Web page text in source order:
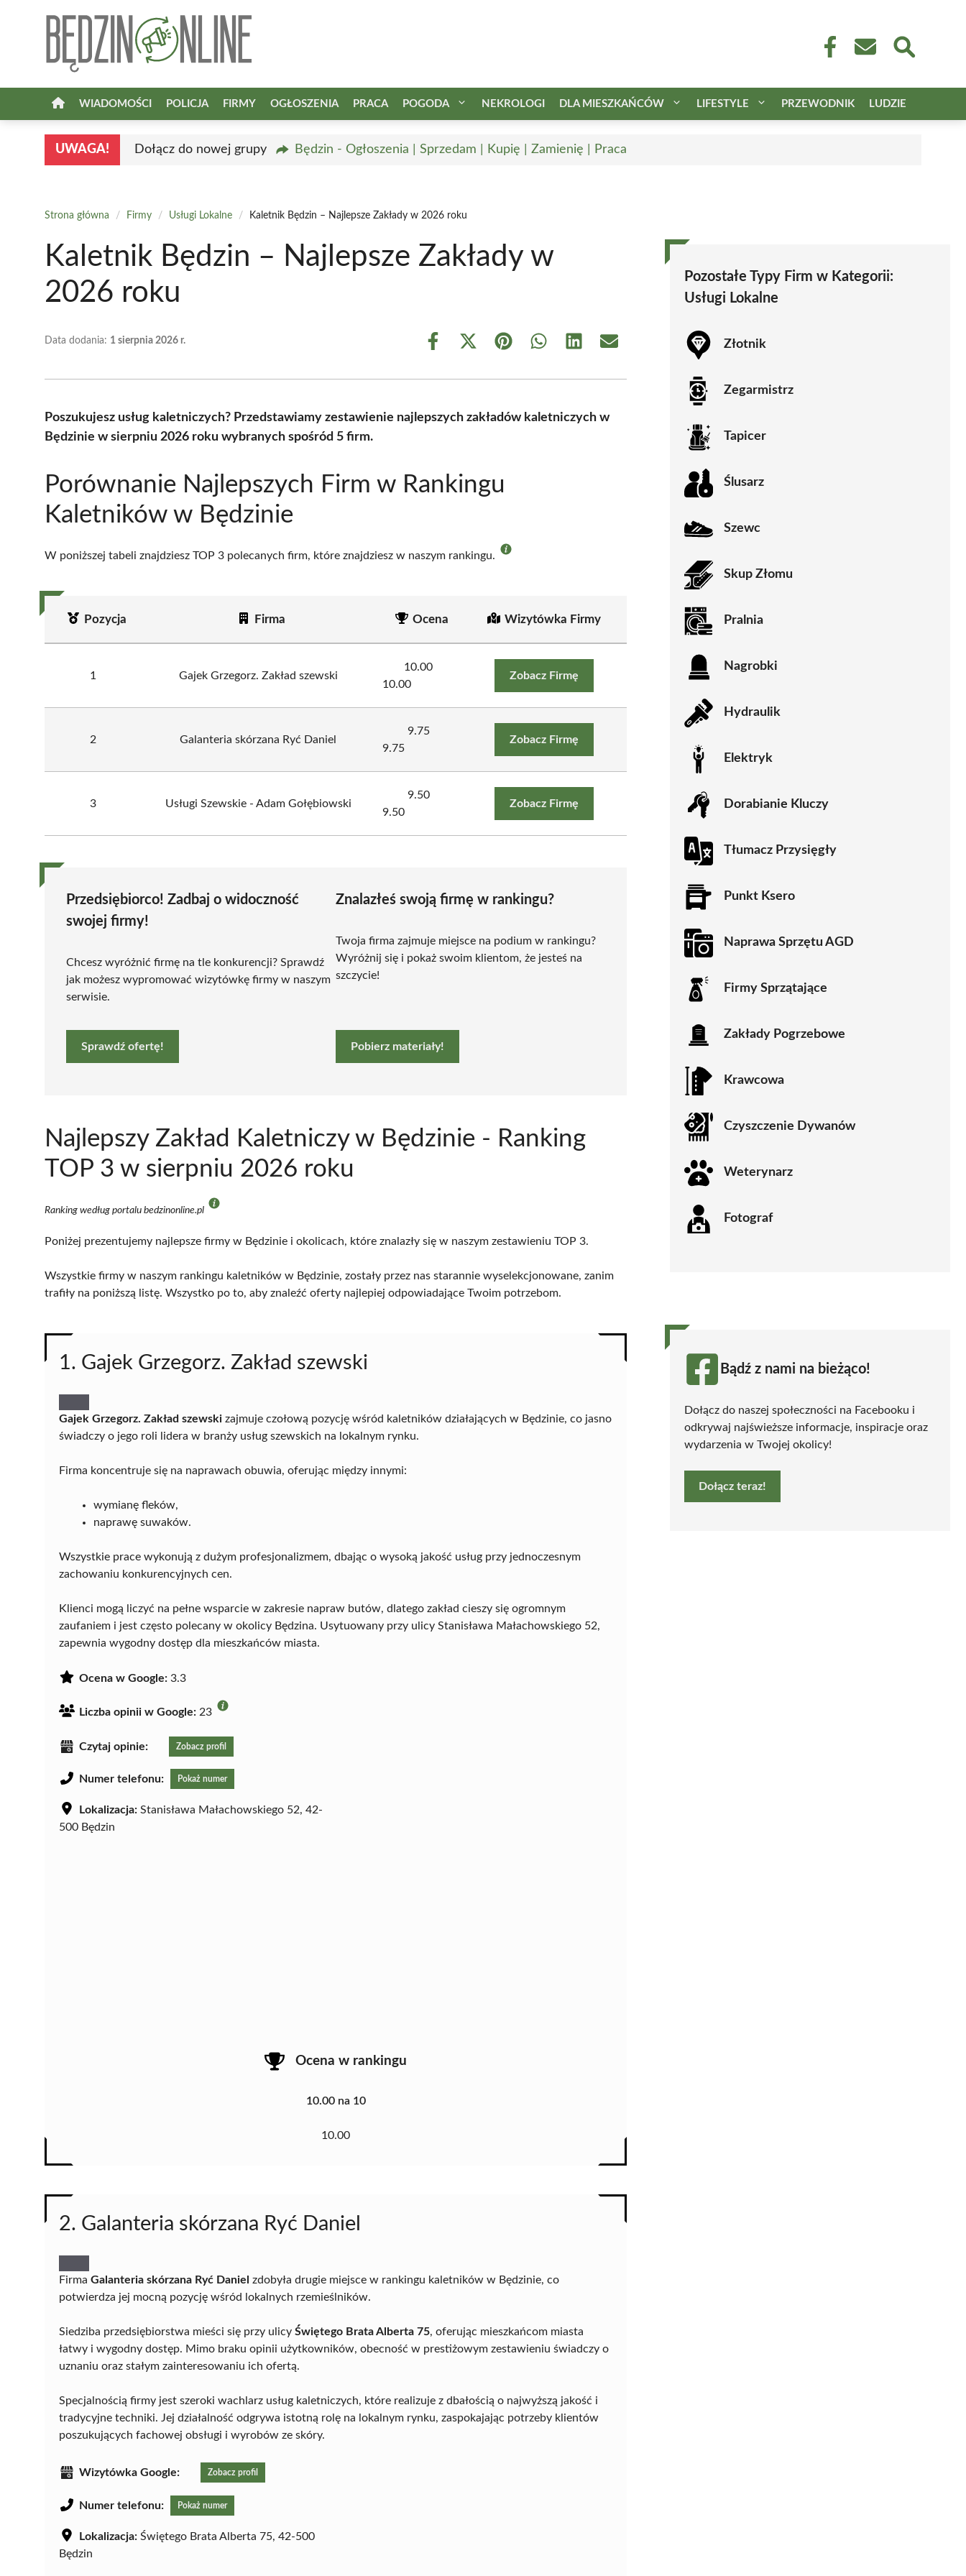
WIADOMOŚCI POLICJA FIRMY OGŁOSZENIA PRACA POGODA NEKROLOGI DLA MIESZKAŃCÓW LIFESTYLE PRZEWODNIK LUDZIE
UWAGA! Dołącz do nowej grupy Będzin - Ogłoszenia | Sprzedam | Kupię | Zamienię | Praca
Strona główna / Firmy / Usługi Lokalne / Kaletnik Będzin – Najlepsze Zakłady w 2026 roku
Kaletnik Będzin – Najlepsze Zakłady w
2026 roku
Data dodania: 1 sierpnia 2026 r.
Share
Share
(Twitter)
Share Share Share Share
Poszukujesz usług kaletniczych? Przedstawiamy zestawienie najlepszych zakładów kaletniczych w
Będzinie w sierpniu 2026 roku wybranych spośród 5 firm.
Porównanie Najlepszych Firm w Rankingu
Kaletników w Będzinie
W poniższej tabeli znajdziesz TOP 3 polecanych firm, które znajdziesz w naszym rankingu.
Pozycja Firma Ocena Wizytówka Firmy
1 Gajek Grzegorz. Zakład szewski
10.00
10.00
Zobacz Firmę
2 Galanteria skórzana Ryć Daniel
9.75
9.75
Zobacz Firmę
3 Usługi Szewskie - Adam Gołębiowski
9.50
9.50
Zobacz Firmę
Przedsiębiorco! Zadbaj o widoczność
swojej firmy!
Chcesz wyróżnić firmę na tle konkurencji? Sprawdź
jak możesz wypromować wizytówkę firmy w naszym
serwisie.
Sprawdź ofertę!
Znalazłeś swoją firmę w rankingu?
Twoja firma zajmuje miejsce na podium w rankingu?
Wyróżnij się i pokaż swoim klientom, że jesteś na
szczycie!
Pobierz materiały!
Najlepszy Zakład Kaletniczy w Będzinie - Ranking
TOP 3 w sierpniu 2026 roku
Ranking według portalu bedzinonline.pl
Poniżej prezentujemy najlepsze firmy w Będzinie i okolicach, które znalazły się w naszym zestawieniu TOP 3.
Wszystkie firmy w naszym rankingu kaletników w Będzinie, zostały przez nas starannie wyselekcjonowane, zanim
trafiły na poniższą listę. Wszystko po to, aby znaleźć oferty najlepiej odpowiadające Twoim potrzebom.
1. Gajek Grzegorz. Zakład szewski
Gajek Grzegorz. Zakład szewski zajmuje czołową pozycję wśród kaletników działających w Będzinie, co jasno
świadczy o jego roli lidera w branży usług szewskich na lokalnym rynku.
Firma koncentruje się na naprawach obuwia, oferując między innymi:
wymianę fleków,
naprawę suwaków.
Wszystkie prace wykonują z dużym profesjonalizmem, dbając o wysoką jakość usług przy jednoczesnym
zachowaniu konkurencyjnych cen.
Klienci mogą liczyć na pełne wsparcie w zakresie napraw butów, dlatego zakład cieszy się ogromnym
zaufaniem i jest często polecany w okolicy Będzina. Usytuowany przy ulicy Stanisława Małachowskiego 52,
zapewnia wygodny dostęp dla mieszkańców miasta.
Ocena w Google: 3.3
Liczba opinii w Google: 23
Czytaj opinie: Zobacz profil
Numer telefonu: Pokaż numer
Lokalizacja: Stanisława Małachowskiego 52, 42-
500 Będzin
Ocena w rankingu
10.00 na 10
10.00
2. Galanteria skórzana Ryć Daniel
Firma Galanteria skórzana Ryć Daniel zdobyła drugie miejsce w rankingu kaletników w Będzinie, co
potwierdza jej mocną pozycję wśród lokalnych rzemieślników.
Siedziba przedsiębiorstwa mieści się przy ulicy Świętego Brata Alberta 75, oferując mieszkańcom miasta
łatwy i wygodny dostęp. Mimo braku opinii użytkowników, obecność w prestiżowym zestawieniu świadczy o
uznaniu oraz stałym zainteresowaniu ich ofertą.
Specjalnością firmy jest szeroki wachlarz usług kaletniczych, które realizuje z dbałością o najwyższą jakość i
tradycyjne techniki. Jej działalność odgrywa istotną rolę na lokalnym rynku, zaspokajając potrzeby klientów
poszukujących fachowej obsługi i wyrobów ze skóry.
Wizytówka Google: Zobacz profil
Numer telefonu: Pokaż numer
Lokalizacja: Świętego Brata Alberta 75, 42-500
Będzin
Pozostałe Typy Firm w Kategorii:
Usługi Lokalne
Złotnik
Zegarmistrz
Tapicer
Ślusarz
Szewc
Skup Złomu
Pralnia
Nagrobki
Hydraulik
Elektryk
Dorabianie Kluczy
Tłumacz Przysięgły
Punkt Ksero
Naprawa Sprzętu AGD
Firmy Sprzątające
Zakłady Pogrzebowe
Krawcowa
Czyszczenie Dywanów
Weterynarz
Fotograf
Bądź z nami na bieżąco!
Dołącz do naszej społeczności na Facebooku i
odkrywaj najświeższe informacje, inspiracje oraz
wydarzenia w Twojej okolicy!
Dołącz teraz!